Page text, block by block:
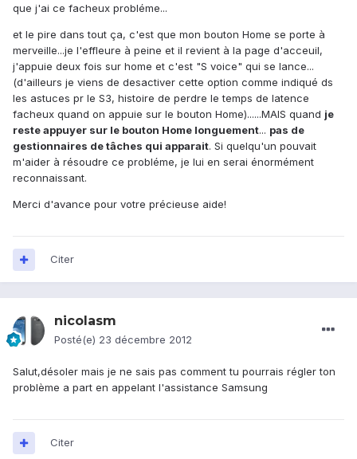
que j'ai ce facheux probléme...
et le pire dans tout ça, c'est que mon bouton Home se porte à
merveille...je l'effleure à peine et il revient à la page d'acceuil,
j'appuie deux fois sur home et c'est "S voice" qui se lance...
(d'ailleurs je viens de desactiver cette option comme indiqué ds
les astuces pr le S3, histoire de perdre le temps de latence
facheux quand on appuie sur le bouton Home)......MAIS quand je
reste appuyer sur le bouton Home longuement... pas de
gestionnaires de tâches qui apparait. Si quelqu'un pouvait
m'aider à résoudre ce probléme, je lui en serai énormément
reconnaissant.
Merci d'avance pour votre précieuse aide!
Citer
nicolasm
Posté(e) 23 décembre 2012
Salut,désoler mais je ne sais pas comment tu pourrais régler ton
problème a part en appelant l'assistance Samsung
Citer